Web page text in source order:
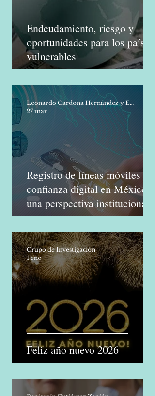
Endeudamiento, riesgo y
oportunidades para los países
vulnerables
Registro de líneas móviles y
confianza digital en México:
una perspectiva institucional
Feliz año nuevo 2026
Grupo de Investigación
1 ene